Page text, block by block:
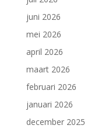
juni 2026
mei 2026
april 2026
maart 2026
februari 2026
januari 2026
december 2025